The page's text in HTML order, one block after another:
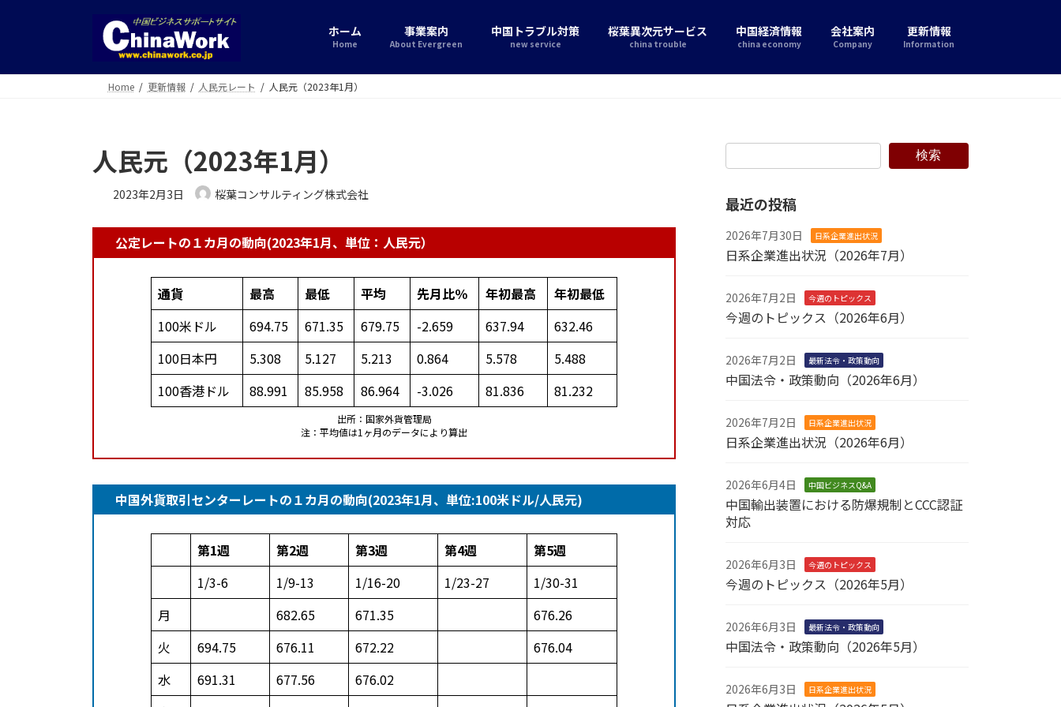
ホーム
Home
事業案内
About Evergreen
中国トラブル対策
new service
桜葉異次元サービス
china trouble
中国経済情報
china economy
会社案内
Company
更新情報
Information
Home 更新情報 人民元レート 人民元（2023年1月）
人民元（2023年1月）
2023年2月3日 桜葉コンサルティング株式会社
公定レートの１カ月の動向(2023年1月、単位：人民元）
通貨 最高 最低 平均 先月比％ 年初最高
年初最低
100米ドル
694.75 671.35 679.75 -2.659 637.94
632.46
100日本円
5.308 5.127 5.213 0.864 5.578
5.488
100香港ドル
88.991 85.958 86.964 -3.026 81.836 81.232
出所：国家外貨管理局
注：平均値は1ヶ月のデータにより算出
中国外貨取引センターレートの１カ月の動向(2023年1月、単位:100米ドル/人民元)
第1週 第2週 第3週 第4週
第5週
1/3-6
1/9-13 1/16-20 1/23-27
1/30-31
月
682.65 671.35
676.26
火
694.75 676.11 672.22
676.04
水
691.31 677.56
676.02
検索
最近の投稿
2026年7月30日 日系企業進出状況
日系企業進出状況（2026年7月）
2026年7月2日 今週のトピックス
今週のトピックス（2026年6月）
2026年7月2日 最新法令・政策動向
中国法令・政策動向（2026年6月）
2026年7月2日 日系企業進出状況
日系企業進出状況（2026年6月）
2026年6月4日 中国ビジネスQ&A
中国輸出装置における防爆規制とCCC認証
対応
2026年6月3日 今週のトピックス
今週のトピックス（2026年5月）
2026年6月3日 最新法令・政策動向
中国法令・政策動向（2026年5月）
2026年6月3日 日系企業進出状況